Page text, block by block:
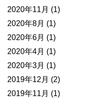
2020年11月 (1)
2020年8月 (1)
2020年6月 (1)
2020年4月 (1)
2020年3月 (1)
2019年12月 (2)
2019年11月 (1)